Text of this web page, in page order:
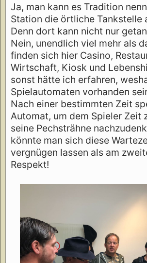
Ja, man kann es Tradition
Station die örtliche Tankstelle
Denn dort kann nicht nur
Nein, unendlich viel mehr als
finden sich hier Casino,
Wirtschaft, Kiosk und
sonst hätte ich erfahren,
Spielautomaten vorhanden
Nach einer bestimmten Zeit
Automat, um dem Spieler Zeit
seine Pechsträhne
könnte man sich diese
vergnügen lassen als am
Respekt!